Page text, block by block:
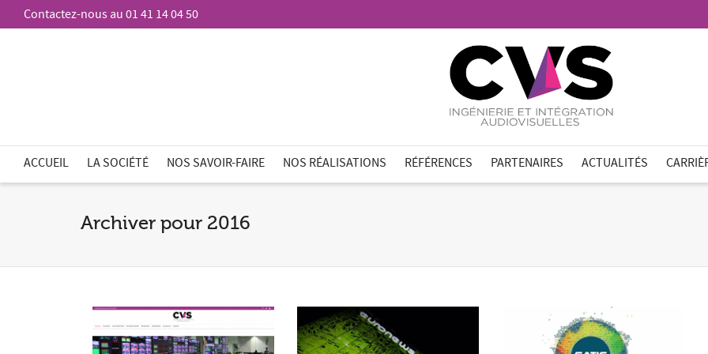
Contactez-nous au 01 41 14 04 50
ACCUEIL LA SOCIÉTÉ NOS SAVOIR-FAIRE NOS RÉALISATIONS RÉFÉRENCES PARTENAIRES ACTUALITÉS
Archiver pour 2016